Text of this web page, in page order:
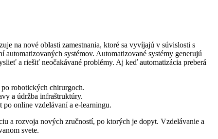
na nové oblasti zamestnania, ktoré sa vyvíjajú v súvislosti s
systémov. Automatizované systémy generujú
a riešiť neočakávané problémy. Aj keď automatizácia preberá
robotických chirurgoch.
a údržba infraštruktúry.
po online vzdelávaní a e-learningu.
a rozvoja nových zručností, po ktorých je dopyt. Vzdelávanie a
svete.